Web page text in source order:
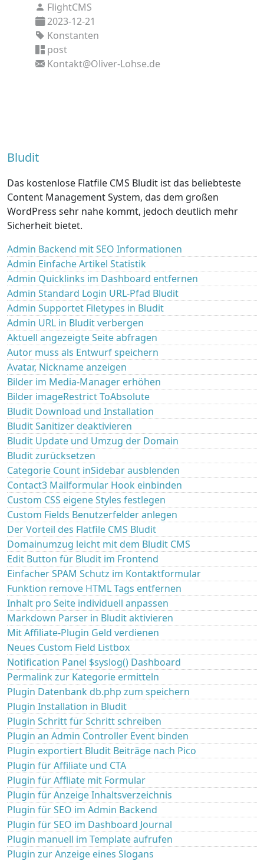
FlightCMS
2023-12-21
Konstanten
post
Kontakt@Oliver-Lohse.de
Bludit
Das kostenlose Flatfile CMS Bludit ist das beliebteste
Content Management System, das dem großen
WordPress sehr nahe kommt, jedoch deutlich mehr
Sicherheit bietet.
Admin Backend mit SEO Informationen
Admin Einfache Artikel Statistik
Admin Quicklinks im Dashboard entfernen
Admin Standard Login URL-Pfad Bludit
Admin Supportet Filetypes in Bludit
Admin URL in Bludit verbergen
Aktuell angezeigte Seite abfragen
Autor muss als Entwurf speichern
Avatar, Nickname anzeigen
Bilder im Media-Manager erhöhen
Bilder imageRestrict ToAbsolute
Bludit Download und Installation
Bludit Sanitizer deaktivieren
Bludit Update und Umzug der Domain
Bludit zurücksetzen
Categorie Count inSidebar ausblenden
Contact3 Mailformular Hook einbinden
Custom CSS eigene Styles festlegen
Custom Fields Benutzerfelder anlegen
Der Vorteil des Flatfile CMS Bludit
Domainumzug leicht mit dem Bludit CMS
Edit Button für Bludit im Frontend
Einfacher SPAM Schutz im Kontaktformular
Funktion remove HTML Tags entfernen
Inhalt pro Seite individuell anpassen
Markdown Parser in Bludit aktivieren
Mit Affiliate-Plugin Geld verdienen
Neues Custom Field Listbox
Notification Panel $syslog() Dashboard
Permalink zur Kategorie ermitteln
Plugin Datenbank db.php zum speichern
Plugin Installation in Bludit
Plugin Schritt für Schritt schreiben
Plugin an Admin Controller Event binden
Plugin exportiert Bludit Beiträge nach Pico
Plugin für Affiliate und CTA
Plugin für Affliate mit Formular
Plugin für Anzeige Inhaltsverzeichnis
Plugin für SEO im Admin Backend
Plugin für SEO im Dashboard Journal
Plugin manuell im Template aufrufen
Plugin zur Anzeige eines Slogans